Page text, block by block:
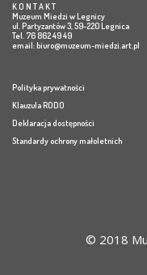
K O N T A K T
Muzeum Miedzi w Legnicy
ul. Partyzantów 3, 59-220 Legnica
Tel. 76 862 49 49
email:biuro@muzeum-miedzi.art.pl
Polityka prywatności
Klauzula RODO
Deklaracja dostępności
Standardy ochrony małoletnich
© 2018